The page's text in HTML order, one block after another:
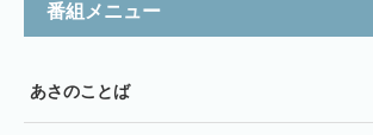
番組メニュー
あさのことば